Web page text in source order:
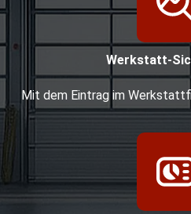
Werkstatt-
Mit dem Eintrag im